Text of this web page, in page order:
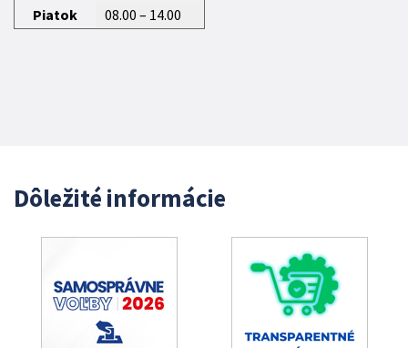
Piatok
08.00 – 14.00
Dôležité informácie